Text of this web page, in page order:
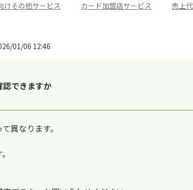
けその他サービス カード加盟店サービス 売上
01/06 12:46
認できますか
異なります。